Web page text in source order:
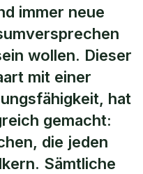
immer neue
wollen. Dieser
mit einer
hat
gemacht:
die jeden
Sämtliche